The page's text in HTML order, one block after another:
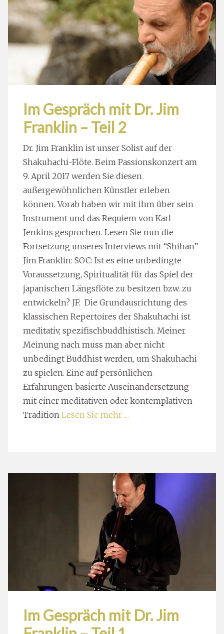
Im Gespräch mit Dr. Jim
Franklin – Teil 2
Dr. Jim Franklin ist unser Solist auf der
Shakuhachi-Flöte. Beim Passionskonzert am
9. April 2017 werden Sie diesen
außergewöhnlichen Künstler erleben
können. Vorab haben wir mit ihm über sein
Instrument und das Requiem von Karl
Jenkins gesprochen. Lesen Sie nun die
Fortsetzung unseres Interviews mit “Shihan”
Jim Franklin: SOC: Ist es eine unbedingte
Voraussetzung, Spiritualität für das Spiel der
japanischen Längsflöte zu besitzen bzw. zu
entwickeln? JF: Die Grundausrichtung des
klassischen Repertoires der Shakuhachi ist
meditativ, spezifischbuddhistisch. Meiner
Meinung nach muss man aber nicht
unbedingt Buddhist werden, um Shakuhachi
zu spielen. Eine auf persönlichen
Erfahrungen basierte Auseinandersetzung
mit einer meditativen oder kontemplativen
Tradition Lesen Sie mehr …
Im Gespräch mit Dr. Jim